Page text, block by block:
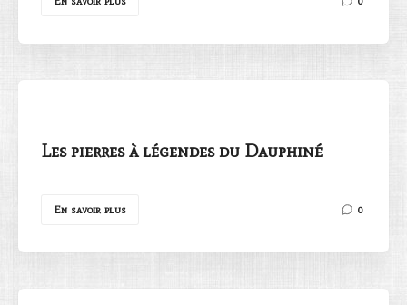
Les pierres à légendes du Dauphiné
En savoir plus 0